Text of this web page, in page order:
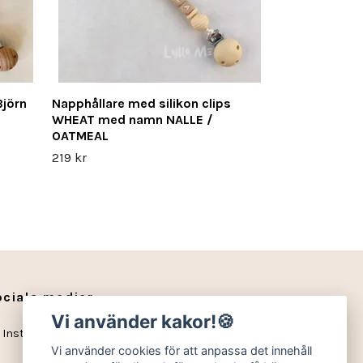
Napphållare med silikon clips
WHEAT med namn NALLE /
OATMEAL
219 kr
medier
Instagram
Vi använder kakor!🍪
Vi använder cookies för att anpassa det innehåll